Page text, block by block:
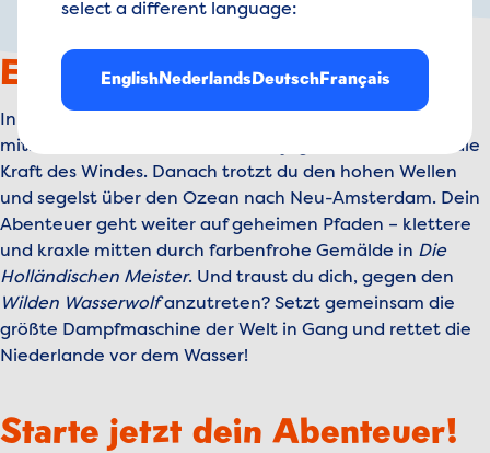
Ein Tag voller Abenteuer
In Madurodam bleibt keine Zeit zum Frieren! Starte ein
mitreißendes Abenteuer im
und entdecke die
Kraft des Windes. Danach trotzt du den hohen Wellen
und segelst über den Ozean nach Neu-Amsterdam. Dein
Abenteuer geht weiter auf geheimen Pfaden – klettere
und kraxle mitten durch farbenfrohe Gemälde in Die
Holländischen Meister. Und traust du dich, gegen den
Wilden Wasserwolfanzutreten? Setzt gemeinsam die
größte Dampfmaschine der Welt in Gang und rettet die
Niederlande vor dem Wasser!
Starte jetzt dein Abenteuer!
select a different language:
EnglishNederlandsDeutschFrançais